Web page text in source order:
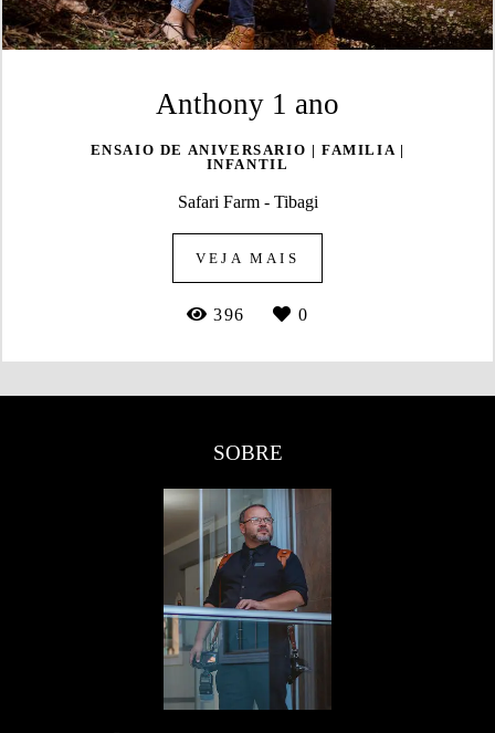
Anthony 1 ano
ENSAIO DE ANIVERSARIO | FAMILIA |
INFANTIL
Safari Farm - Tibagi
VEJA MAIS
396 0
SOBRE